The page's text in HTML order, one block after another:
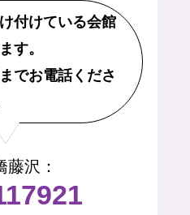
付けている会館
す。
でお電話くださ
藤沢 ：